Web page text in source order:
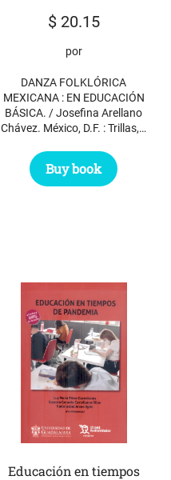
$20.15
por
DANZA FOLKLÓRICA
MEXICANA : EN EDUCACIÓN
BÁSICA. / Josefina Arellano
Chávez. México, D.F. : Trillas,…
Buy book
Educación en tiempos